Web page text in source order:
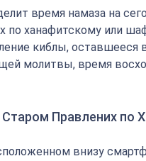
время намаза на
по ханафитскому или
киблы, оставшееся
молитвы, время
Правлених по
внизу